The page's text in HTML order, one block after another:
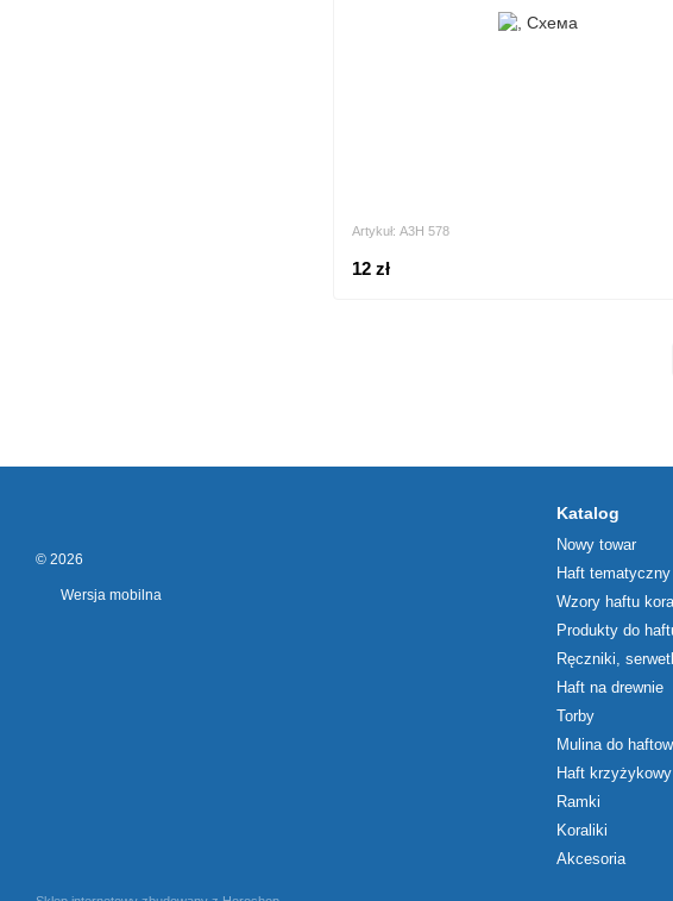
Artykuł: А3Н 578
12 zł
© 2026
Wersja mobilna
Katalog
Nowy towar
Haft tematyczny
Wzory haftu
Produkty do
Ręczniki,
Haft na drewnie
Torby
Mulina do
Haft
Ramki
Koraliki
Akcesoria